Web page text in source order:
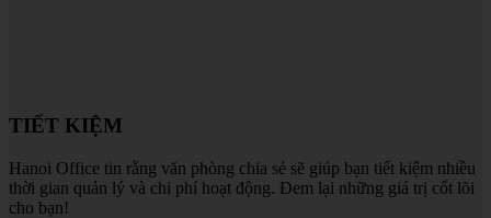
TIẾT KIỆM
Hanoi Office tin rằng văn phòng chia sẻ sẽ giúp bạn tiết kiệm nhiều
thời gian quản lý và chi phí hoạt động. Đem lại những giá trị cốt lõi
cho bạn!